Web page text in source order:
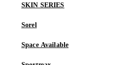
SKIN SERIES
Sorel
Space Available